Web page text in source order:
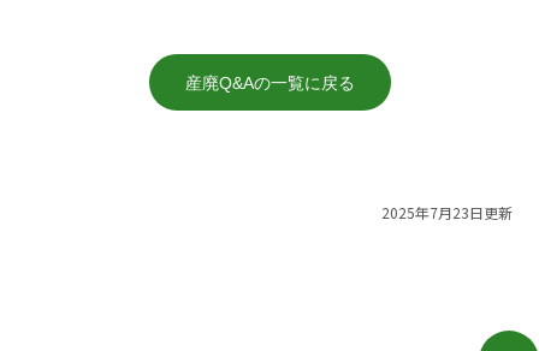
産廃Q&Aの一覧に戻る
2025年7月23日更新